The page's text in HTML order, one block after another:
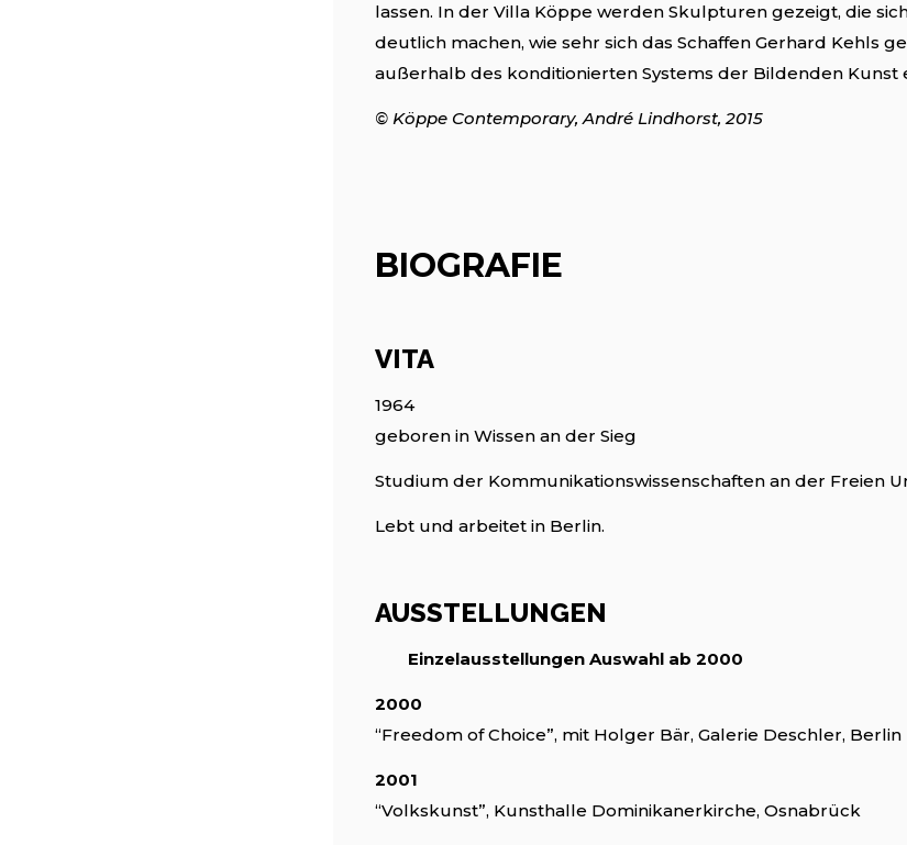
lassen. In der Villa Köppe werden Skulpturen gezeigt, die
deutlich machen, wie sehr sich das Schaffen Gerhard Kehls
außerhalb des konditionierten Systems der Bildenden Kunst
© Köppe Contemporary, André Lindhorst, 2015
BIOGRAFIE
VITA
1964
geboren in Wissen an der Sieg
Studium der Kommunikationswissenschaften an der Freien
Lebt und arbeitet in Berlin.
AUSSTELLUNGEN
Einzelausstellungen Auswahl ab 2000
2000
“Freedom of Choice”, mit Holger Bär, Galerie Deschler, Berlin
2001
“Volkskunst”, Kunsthalle Dominikanerkirche, Osnabrück